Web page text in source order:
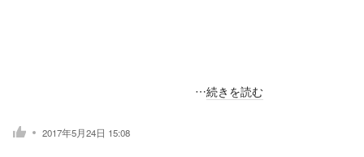
…続きを読む
2017年5月24日 15:08